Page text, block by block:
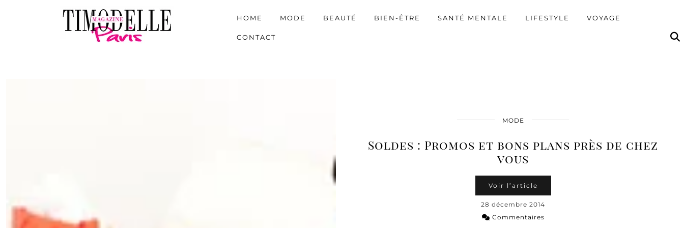
HOME MODE BEAUTÉ BIEN-ÊTRE SANTÉ MENTALE LIFESTYLE VOYAGE
CONTACT
MODE
Soldes : Promos et bons plans près de chez
vous
Voir l’article
28 décembre 2014
Commentaires